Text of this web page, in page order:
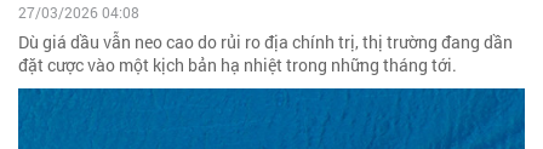
27/03/2026 04:08
Dù giá dầu vẫn neo cao do rủi ro địa chính trị, thị trường đang dần
đặt cược vào một kịch bản hạ nhiệt trong những tháng tới.